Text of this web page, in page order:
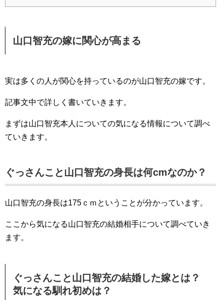
山口智充の嫁に関心が高まる
実は多くの人が関心を持っているのが山口智充の嫁です。
記事文中で詳しく書いていきます。
まずは山口智充本人についての気になる情報について調べ
ていきます。
ぐっさんこと山口智充の身長は何cmなのか？
山口智充の身長は175ｃｍということが分かっています。
ここから気になる山口智充の結婚相手について調べていき
ます。
ぐっさんこと山口智充の結婚した嫁とは？
気になる馴れ初めは？